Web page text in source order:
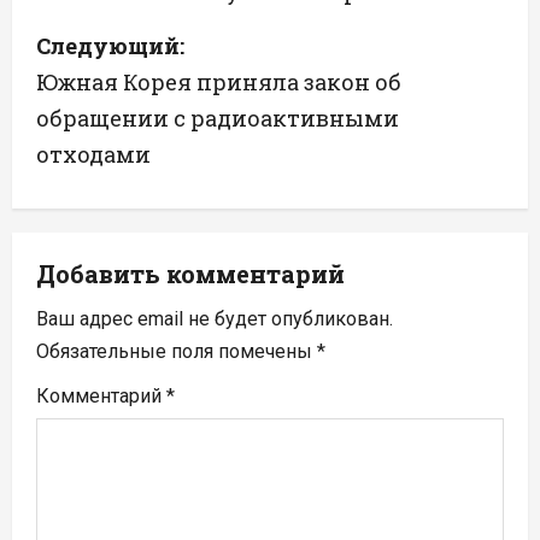
и
г
а
ц
и
я
п
о
Следующий:
Южная Корея приняла закон об
обращении с радиоактивными
отходами
Добавить комментарий
Ваш адрес email не будет опубликован.
Обязательные поля помечены *
Комментарий *